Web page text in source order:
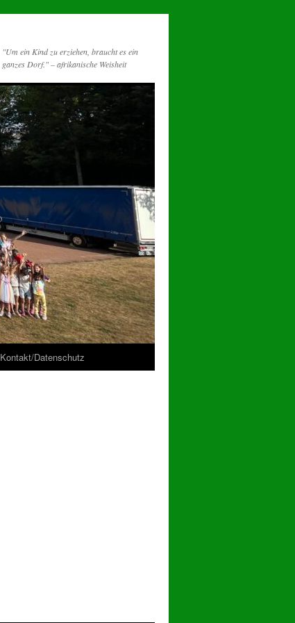
"Um ein Kind zu erziehen, braucht es ein
ganzes Dorf." – afrikanische Weisheit
Kontakt/Datenschutz